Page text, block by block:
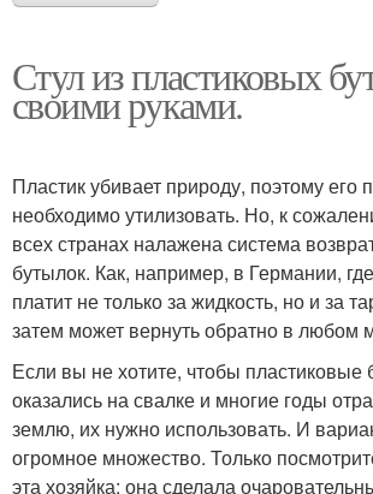
Стул из пластиковых
своими руками.
Пластик убивает природу, поэтому его
необходимо утилизовать. Но, к
всех странах налажена система
бутылок. Как, например, в Германии,
платит не только за жидкость, но и за
затем может вернуть обратно в любом
Если вы не хотите, чтобы пластиковые
оказались на свалке и многие годы
землю, их нужно использовать. И
огромное множество. Только
эта хозяйка: она сделала